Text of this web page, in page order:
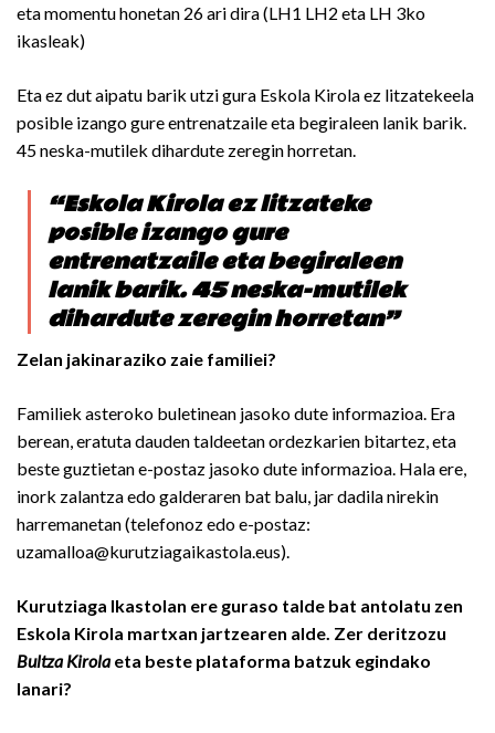
eta momentu honetan 26 ari dira (LH1 LH2 eta LH 3ko
ikasleak)
Eta ez dut aipatu barik utzi gura Eskola Kirola ez litzatekeela
posible izango gure entrenatzaile eta begiraleen lanik barik.
45 neska-mutilek dihardute zeregin horretan.
“Eskola Kirola ez litzateke
posible izango gure
entrenatzaile eta begiraleen
lanik barik. 45 neska-mutilek
dihardute zeregin horretan”
Zelan jakinaraziko zaie familiei?
Familiek asteroko buletinean jasoko dute informazioa. Era
berean, eratuta dauden taldeetan ordezkarien bitartez, eta
beste guztietan e-postaz jasoko dute informazioa. Hala ere,
inork zalantza edo galderaren bat balu, jar dadila nirekin
harremanetan (telefonoz edo e-postaz:
uzamalloa@kurutziagaikastola.eus).
Kurutziaga Ikastolan ere guraso talde bat antolatu zen
Eskola Kirola martxan jartzearen alde. Zer deritzozu
Bultza Kirolaeta beste plataforma batzuk egindako
lanari?